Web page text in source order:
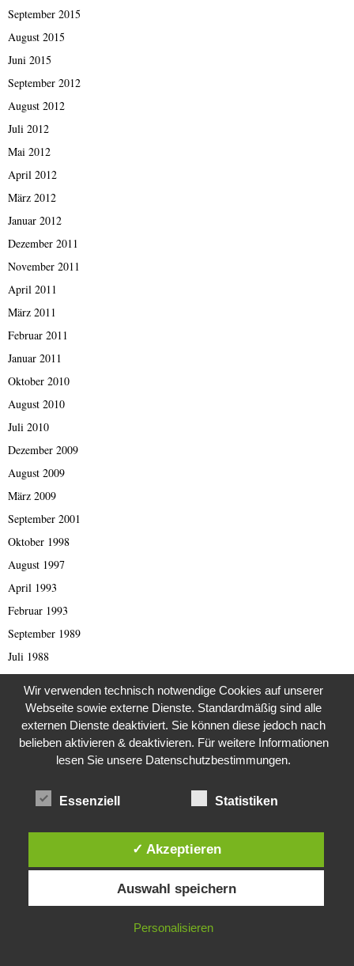
September 2015
August 2015
Juni 2015
September 2012
August 2012
Juli 2012
Mai 2012
April 2012
März 2012
Januar 2012
Dezember 2011
November 2011
April 2011
März 2011
Februar 2011
Januar 2011
Oktober 2010
August 2010
Juli 2010
Dezember 2009
August 2009
März 2009
September 2001
Oktober 1998
August 1997
April 1993
Februar 1993
September 1989
Juli 1988
August 1984
Februar 1982
Dezember 1981
August 1980
KATEGORIEN
1982Diese Website verwendet Cookies. Durch die weitere Nutzung dieser
Website stimmst du der Verwendung von Cookies zu.
IN ORDNUNG
Wir verwenden technisch notwendige Cookies auf unserer
Webseite sowie externe Dienste. Standardmäßig sind alle
externen Dienste deaktiviert. Sie können diese jedoch nach
belieben aktivieren & deaktivieren. Für weitere Informationen
lesen Sie unsere Datenschutzbestimmungen.
Essenziell Statistiken
✓ Akzeptieren
Auswahl speichern
Personalisieren